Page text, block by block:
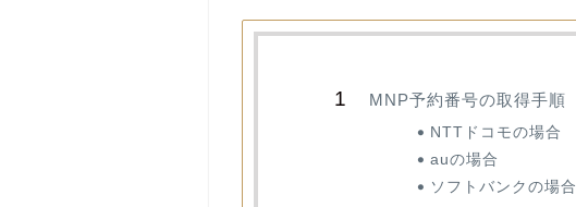
MNP予約番号の取得手順
NTTドコモの場合
auの場合
ソフトバンクの場合